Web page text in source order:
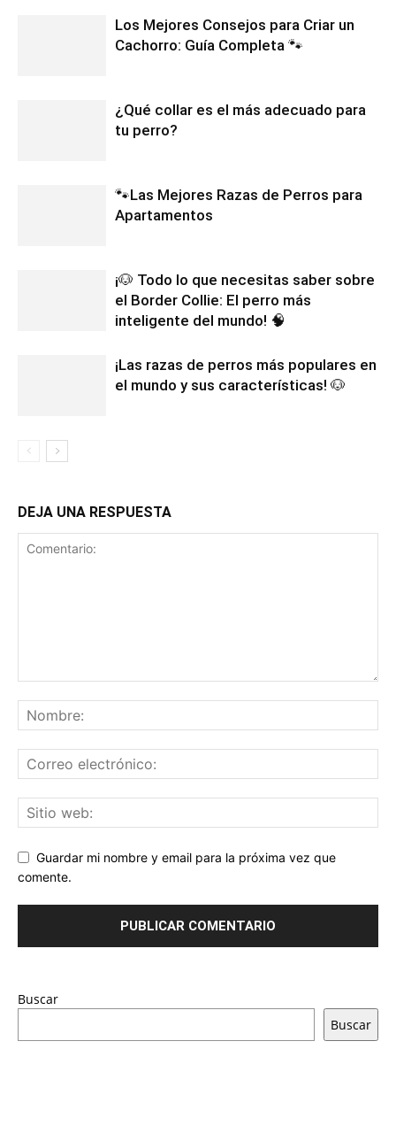
Los Mejores Consejos para Criar un
Cachorro: Guía Completa 🐾
¿Qué collar es el más adecuado para
tu perro?
🐾Las Mejores Razas de Perros para
Apartamentos
¡🐶 Todo lo que necesitas saber sobre
el Border Collie: El perro más
inteligente del mundo! 🧠
¡Las razas de perros más populares en
el mundo y sus características! 🐶
DEJA UNA RESPUESTA
Guardar mi nombre y email para la próxima vez que
comente.
Buscar
Buscar